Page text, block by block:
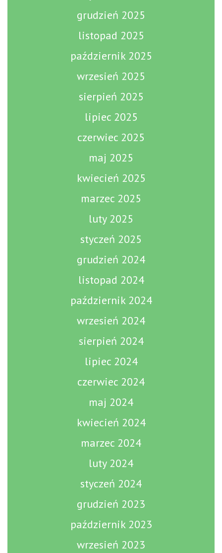
grudzień 2025
listopad 2025
październik 2025
wrzesień 2025
sierpień 2025
lipiec 2025
czerwiec 2025
maj 2025
kwiecień 2025
marzec 2025
luty 2025
styczeń 2025
grudzień 2024
listopad 2024
październik 2024
wrzesień 2024
sierpień 2024
lipiec 2024
czerwiec 2024
maj 2024
kwiecień 2024
marzec 2024
luty 2024
styczeń 2024
grudzień 2023
październik 2023
wrzesień 2023